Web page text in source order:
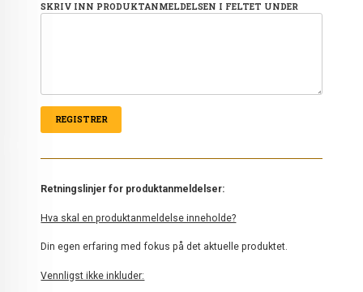
SKRIV INN PRODUKTANMELDELSEN I FELTET UNDER
Retningslinjer for produktanmeldelser:
Hva skal en produktanmeldelse inneholde?
Din egen erfaring med fokus på det aktuelle produktet.
Vennligst ikke inkluder: